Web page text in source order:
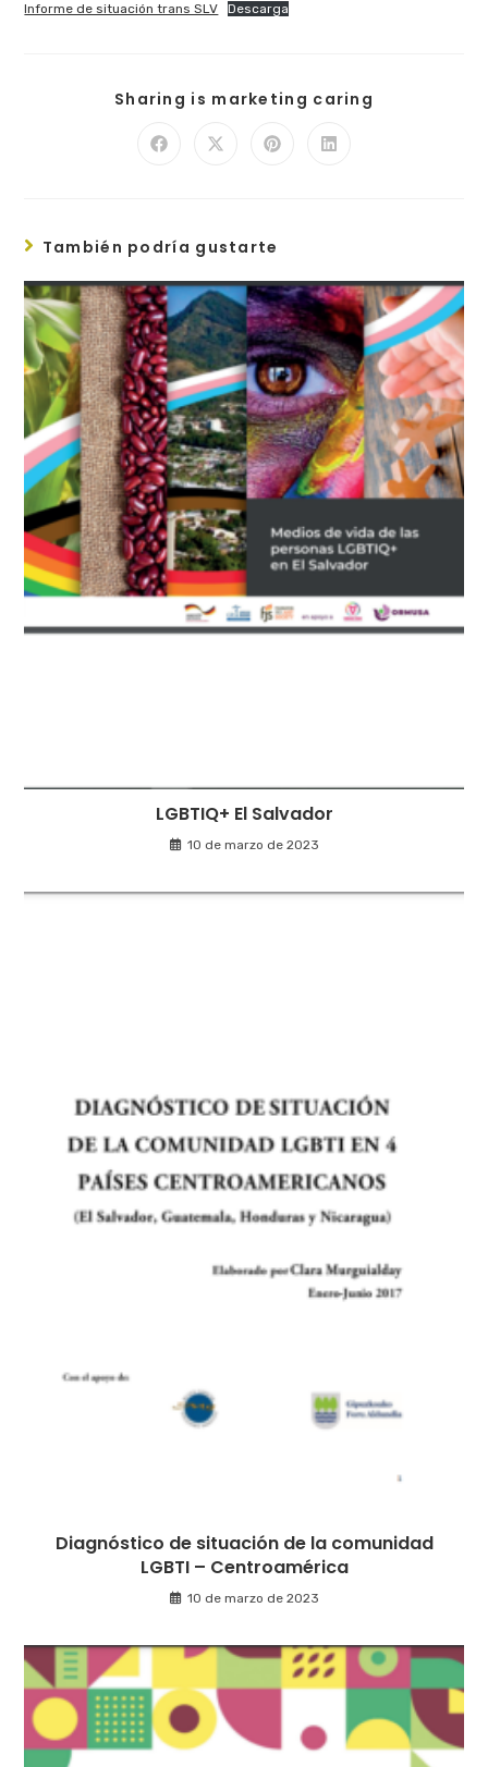
Informe de situación trans SLV Descarga
Sharing is marketing caring
También podría gustarte
LGBTIQ+ El Salvador
10 de marzo de 2023
Diagnóstico de situación de la comunidad
LGBTI – Centroamérica
10 de marzo de 2023